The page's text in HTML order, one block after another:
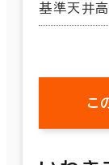
基準天井高
こ